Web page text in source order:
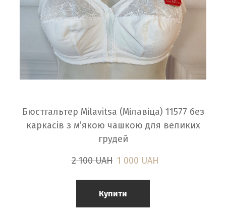
Бюстгальтер Milavitsa (Мілавіца) 11577 без
каркасів з м’якою чашкою для великих
грудей
2 100 UAH 1 000 UAH
Купити